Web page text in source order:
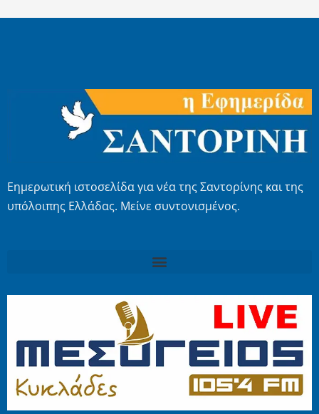
Εημερωτική ιστοσελίδα για νέα της Σαντορίνης και της
υπόλοιπης Ελλάδας. Μείνε συντονισμένος.